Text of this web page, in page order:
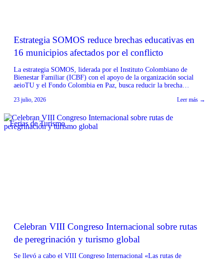
Estrategia SOMOS reduce brechas educativas en
16 municipios afectados por el conflicto
La estrategia SOMOS, liderada por el Instituto Colombiano de
Bienestar Familiar (ICBF) con el apoyo de la organización social
aeioTU y el Fondo Colombia en Paz, busca reducir la brecha
Desarrollo con Enfoque Territorial (PDET) en los departamentos de
23 julio, 2026 Leer más →
Ferias de Turismo
Celebran VIII Congreso Internacional sobre rutas
de peregrinación y turismo global
Se llevó a cabo el VIII Congreso Internacional «Las rutas de